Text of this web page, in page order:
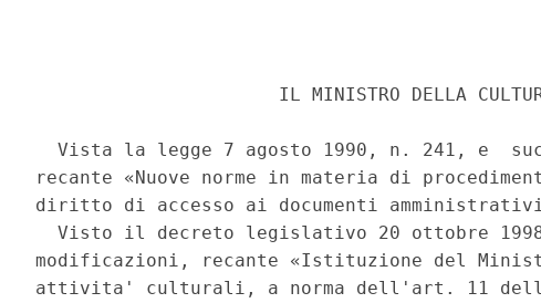
IL MINISTRO DELLA
Vista la legge 7 agosto 1990, n. 241, e
recante «Nuove norme in materia di
diritto di accesso ai documenti
Visto il decreto legislativo 20 ottobre
modificazioni, recante «Istituzione del
attivita' culturali, a norma dell'art. 11 della